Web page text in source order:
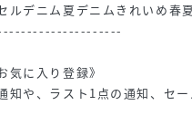
ルデニム夏デニムきれいめ春夏
気に入り登録》
知や、ラスト1点の通知、セ